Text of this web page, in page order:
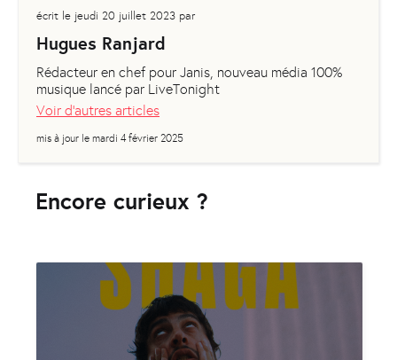
écrit le jeudi 20 juillet 2023 par
Hugues Ranjard
Rédacteur en chef pour Janis, nouveau média 100%
musique lancé par LiveTonight
Voir d'autres articles
mis à jour le mardi 4 février 2025
Encore curieux ?